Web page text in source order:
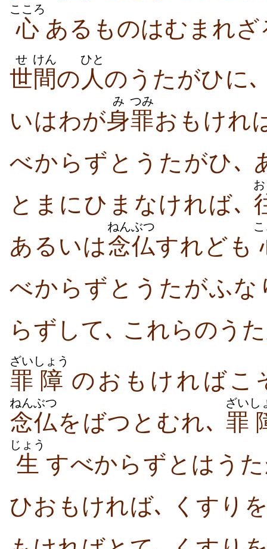
心
こころ
あるものはむまれざ
世
せ
間
けん
の 人
ひと
のうたがひに､
いはわが身
み
罪
つみ
おもけれ
べからずとうたがひ､
とまにひまなければ､
あるいは念仏
ねんぶつ
すれども
べからずとうたがふな
らずして､ これらのう
罪
ざい
障
しょう
のおもければ
念仏
ねんぶつ
をばつとむれ､ 罪
ざい し
生
じょう
すべからずとはう
ひおもければ､ くすり